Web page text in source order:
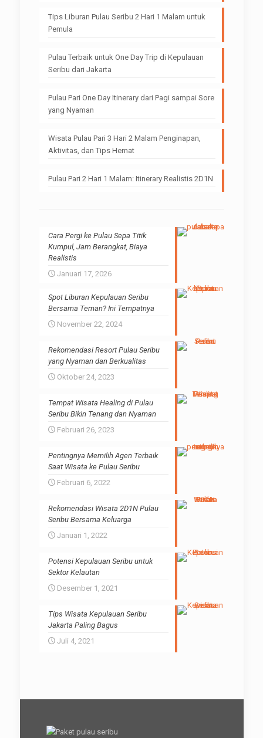
Tips Liburan Pulau Seribu 2 Hari 1 Malam untuk
Pemula
Pulau Terbaik untuk One Day Trip di Kepulauan
Seribu dari Jakarta
Pulau Pari One Day Itinerary dari Pagi sampai Sore
yang Nyaman
Wisata Pulau Pari 3 Hari 2 Malam Penginapan,
Aktivitas, dan Tips Hemat
Pulau Pari 2 Hari 1 Malam: Itinerary Realistis 2D1N
Cara Pergi ke Pulau Sepa Titik
Kumpul, Jam Berangkat, Biaya
Realistis
Januari 17, 2026
Spot Liburan Kepulauan Seribu
Bersama Teman? Ini Tempatnya
November 22, 2024
Rekomendasi Resort Pulau Seribu
yang Nyaman dan Berkualitas
Oktober 24, 2023
Tempat Wisata Healing di Pulau
Seribu Bikin Tenang dan Nyaman
Februari 26, 2023
Pentingnya Memilih Agen Terbaik
Saat Wisata ke Pulau Seribu
Februari 6, 2022
Rekomendasi Wisata 2D1N Pulau
Seribu Bersama Keluarga
Januari 1, 2022
Potensi Kepulauan Seribu untuk
Sektor Kelautan
Desember 1, 2021
Tips Wisata Kepulauan Seribu
Jakarta Paling Bagus
Juli 4, 2021